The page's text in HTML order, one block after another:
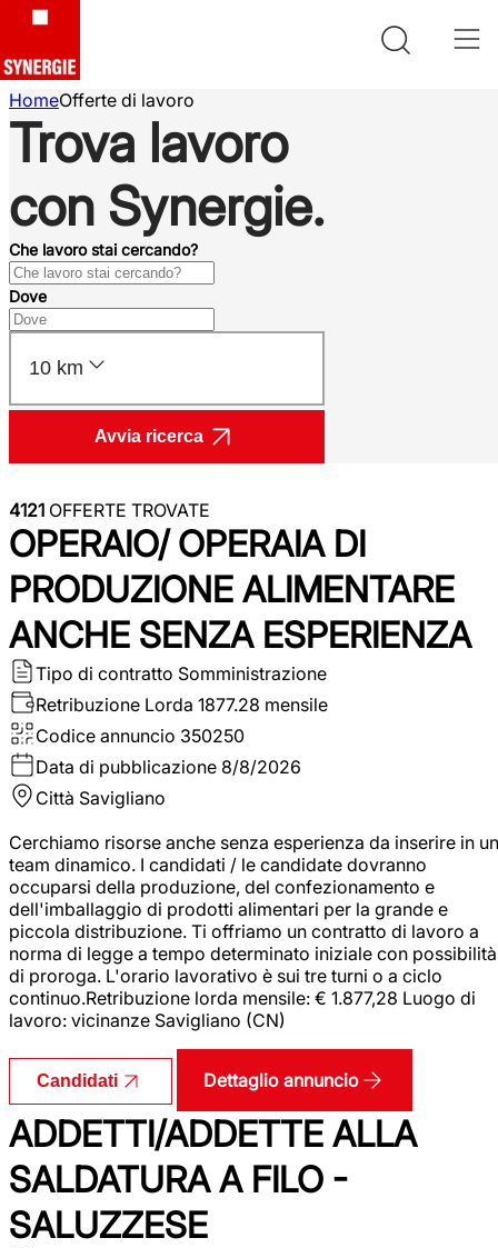
HomeOfferte di lavoro
Trova lavoro
con Synergie.
Che lavoro stai cercando?
Dove
10 km
Avvia ricerca
4121 OFFERTE TROVATE
OPERAIO/ OPERAIA DI
PRODUZIONE ALIMENTARE
ANCHE SENZA ESPERIENZA
Tipo di contratto Somministrazione
Retribuzione Lorda 1877.28 mensile
Codice annuncio 350250
Data di pubblicazione 8/8/2026
Città Savigliano
Cerchiamo risorse anche senza esperienza da inserire in un
team dinamico. I candidati / le candidate dovranno
occuparsi della produzione, del confezionamento e
dell'imballaggio di prodotti alimentari per la grande e
piccola distribuzione. Ti offriamo un contratto di lavoro a
norma di legge a tempo determinato iniziale con possibilità
di proroga. L'orario lavorativo è sui tre turni o a ciclo
continuo.Retribuzione lorda mensile: € 1.877,28 Luogo di
lavoro: vicinanze Savigliano (CN)
Candidati Dettaglio annuncio
ADDETTI/ADDETTE ALLA
SALDATURA A FILO -
SALUZZESE